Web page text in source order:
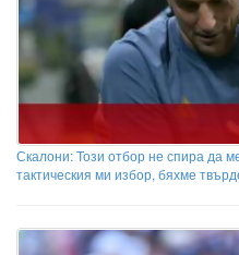
Скалони: Този отбор не спира да
тактическия ми избор, бяхме